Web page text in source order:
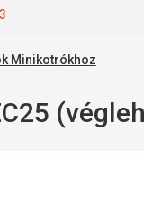
Minikotrókhoz